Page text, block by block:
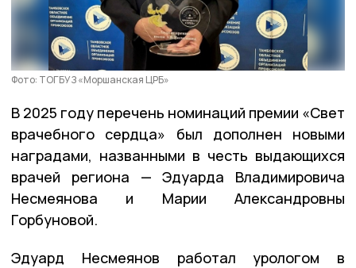
Фото: ТОГБУЗ «Моршанская ЦРБ»
В 2025 году перечень номинаций премии «Свет
врачебного сердца» был дополнен новыми
наградами, названными в честь выдающихся
врачей региона — Эдуарда Владимировича
Несмеянова и Марии Александровны
Горбуновой.
Эдуард Несмеянов работал урологом в